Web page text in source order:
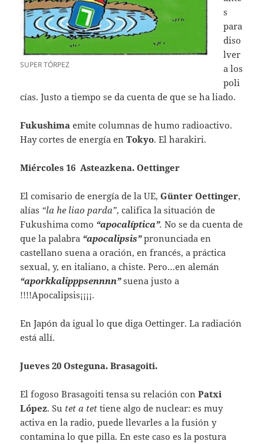
SUPER TÓRPEZ
s
para
diso
lver
a los
poli
cías. Justo a tiempo se da cuenta de que se ha liado.
Fukushima emite columnas de humo radioactivo.
Hay cortes de energía enTokyo. El harakiri.
Miércoles 16 Asteazkena. Oettinger
El comisario de energía de la UE,Günter Oettinger,
alías “la he liao parda”, califica la situación de
Fukushima como “apocalíptica”.No se da cuenta de
que la palabra “apocalipsis”pronunciada en
castellano suena a oración, en francés, a práctica
sexual, y, en italiano, a chiste. Pero…en alemán
“aporkkalipppsennnn”suena justo a
!!!!Apocalipsis¡¡¡¡.
En Japón da igual lo que diga Oettinger. La radiación
está allí.
Jueves 20 Osteguna. Brasagoiti.
El fogoso Brasagoiti tensa su relación conPatxi
López. Su tet a tet tiene algo de nuclear: es muy
activa en la radio, puede llevarles a la fusión y
contamina lo que pilla. En este caso es la postura